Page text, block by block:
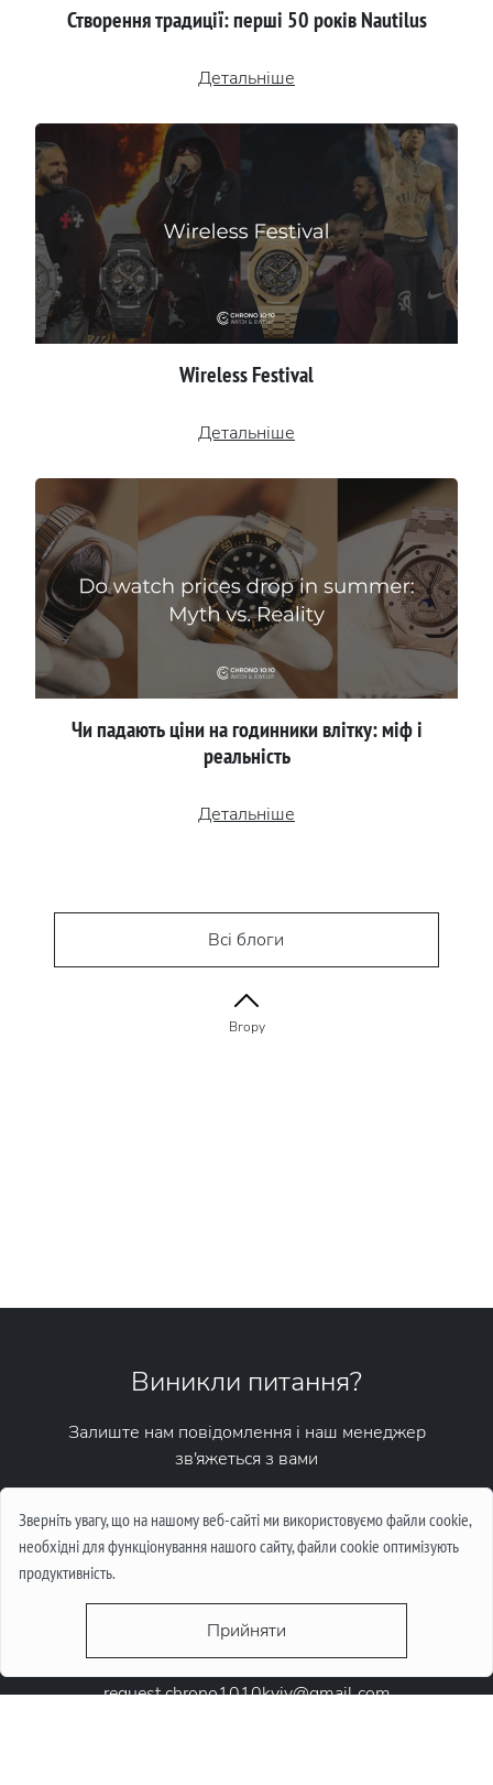
Зверніть увагу, що на нашому веб-сайті ми використовуємо файли cookie,
необхідні для функціонування нашого сайту, файли cookie оптимізують
продуктивність.
Прийняти
Створення традиції: перші 50 років Nautilus
Детальніше
Wireless Festival
Детальніше
Чи падають ціни на годинники влітку: міф і
реальність
Детальніше
Всі блоги
Вгору
request.chrono1010kyiv@gmail.com
Виникли питання?
Залиште нам повідомлення і наш менеджер
зв'яжеться з вами
Написати повідомлення